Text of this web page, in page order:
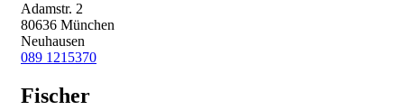
Adamstr. 2
80636 München
Neuhausen
089 1215370
Fischer